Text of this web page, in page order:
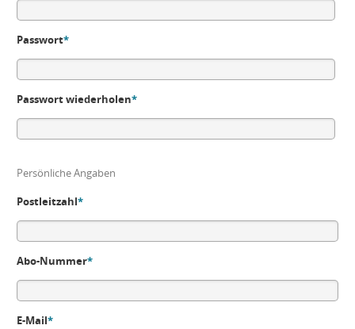
Passwort*
Passwort wiederholen*
Persönliche Angaben
Postleitzahl*
Abo-Nummer*
E-Mail*